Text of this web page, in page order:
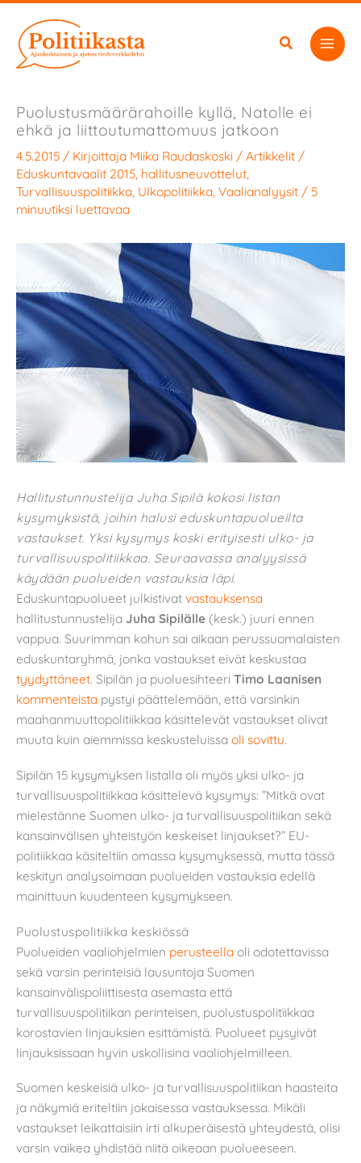
sisältöön
Puolustusmäärärahoille kyllä, Natolle ei
ehkä ja liittoutumattomuus jatkoon
4.5.2015 / Kirjoittaja Miika Raudaskoski / Artikkelit /
Eduskuntavaalit 2015 hallitusneuvottelut
Turvallisuuspolitiikka Ulkopolitiikka Vaalianalyysit / 5
minuutiksi luettavaa
Hallitustunnustelija Juha Sipilä kokosi listan
kysymyksistä, joihin halusi eduskuntapuolueilta
vastaukset. Yksi kysymys koski erityisesti ulko- ja
turvallisuuspolitiikkaa. Seuraavassa analyysissä
käydään puolueiden vastauksia läpi.
Eduskuntapuolueet julkistivat vastauksensa
hallitustunnustelija Juha Sipilälle (kesk.) juuri ennen
vappua. Suurimman kohun sai aikaan perussuomalaisten
eduskuntaryhmä, jonka vastaukset eivät keskustaa
tyydyttäneet. Sipilän ja puoluesihteeri Timo Laanisen
kommenteista pystyi päättelemään, että varsinkin
maahanmuuttopolitiikkaa käsittelevät vastaukset olivat
muuta kuin aiemmissa keskusteluissa oli sovittu.
Sipilän 15 kysymyksen listalla oli myös yksi ulko- ja
turvallisuuspolitiikkaa käsittelevä kysymys: ”Mitkä ovat
mielestänne Suomen ulko- ja turvallisuuspolitiikan sekä
kansainvälisen yhteistyön keskeiset linjaukset?” EU-
politiikkaa käsiteltiin omassa kysymyksessä, mutta tässä
keskityn analysoimaan puolueiden vastauksia edellä
mainittuun kuudenteen kysymykseen.
Puolustuspolitiikka keskiössä
Puolueiden vaaliohjelmien perusteella oli odotettavissa
sekä varsin perinteisiä lausuntoja Suomen
kansainvälispoliittisesta asemasta että
turvallisuuspolitiikan perinteisen, puolustuspolitiikkaa
korostavien linjauksien esittämistä. Puolueet pysyivät
linjauksissaan hyvin uskollisina vaaliohjelmilleen.
Suomen keskeisiä ulko- ja turvallisuuspolitiikan haasteita
ja näkymiä eriteltiin jokaisessa vastauksessa. Mikäli
vastaukset leikattaisiin irti alkuperäisestä yhteydestä, olisi
varsin vaikea yhdistää niitä oikeaan puolueeseen.